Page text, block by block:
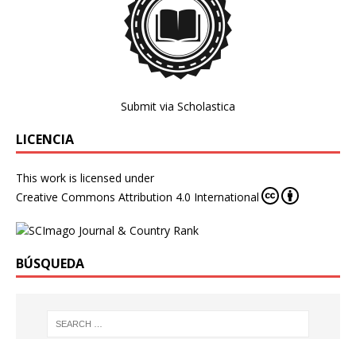
Submit via Scholastica
LICENCIA
This work is licensed under
Creative Commons Attribution 4.0 International
BÚSQUEDA